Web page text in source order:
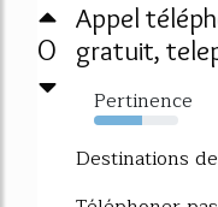
0
Appel
gratuit,
Pertinence
57%
Destinations